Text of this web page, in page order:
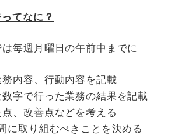
てなに？
毎週月曜日の午前中までに
内容、行動内容を記載
字で行った業務の結果を記載
、改善点などを考える
に取り組むべきことを決める